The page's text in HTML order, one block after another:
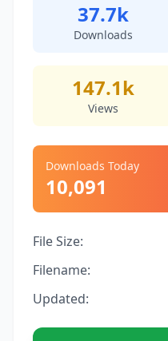
37.7k
Downloads
147.1k
Views
Downloads Today
10,091
File Size:
Filename:
Updated: